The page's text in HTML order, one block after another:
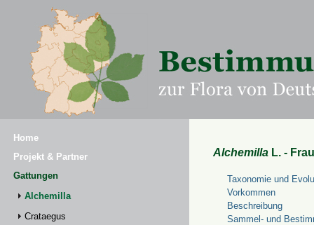
Home
Projekt & Partner
Gattungen
Alchemilla
Crataegus
Alchemilla L. -
Taxonomie und
Vorkommen
Beschreibung
Sammel- und